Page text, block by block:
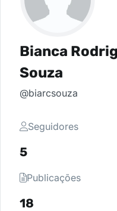
Bianca
Souza
@biarcsouza
Seguidores
5
Publicações
18